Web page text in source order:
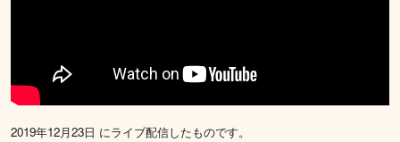
2019年12月23日 にライブ配信したものです。